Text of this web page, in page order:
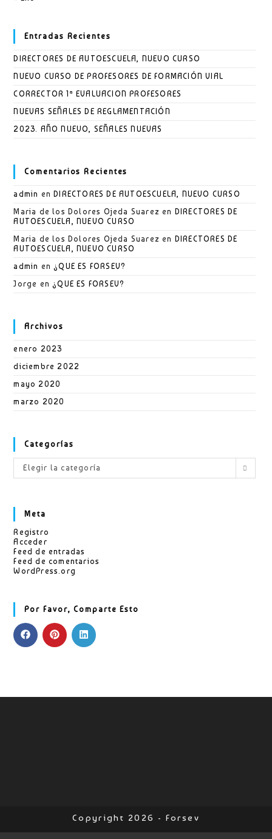
Entradas Recientes
DIRECTORES DE AUTOESCUELA, NUEVO CURSO
NUEVO CURSO DE PROFESORES DE FORMACIÓN VIAL
CORRECTOR 1ª EVALUACION PROFESORES
NUEVAS SEÑALES DE REGLAMENTACIÓN
2023. AÑO NUEVO, SEÑALES NUEVAS
Comentarios Recientes
admin en DIRECTORES DE AUTOESCUELA, NUEVO CURSO
Maria de los Dolores Ojeda Suarez en DIRECTORES DE
AUTOESCUELA, NUEVO CURSO
Maria de los Dolores Ojeda Suarez en DIRECTORES DE
AUTOESCUELA, NUEVO CURSO
admin en ¿QUE ES FORSEV?
Jorge en ¿QUE ES FORSEV?
Archivos
enero 2023
diciembre 2022
mayo 2020
marzo 2020
Categorías
Categorías
Elegir la categoría
Meta
Registro
Acceder
Feed de entradas
Feed de comentarios
WordPress.org
Por Favor, Comparte Esto
Copyright 2026 - Forsev